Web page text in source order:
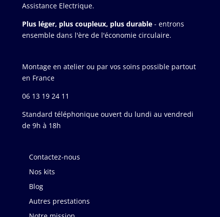
Assistance Electrique.
Plus léger, plus coupleux, plus durable - entrons
ensemble dans l'ère de l'économie circulaire.
Montage en atelier ou par vos soins possible partout
en France
06 13 19 24 11
Standard téléphonique ouvert du lundi au vendredi
de 9h à 18h
Contactez-nous
Nos kits
Blog
Autres prestations